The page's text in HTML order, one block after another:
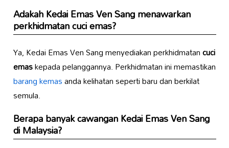
Adakah Kedai Emas Ven Sang menawarkan
perkhidmatan cuci emas?
Ya, Kedai Emas Ven Sang menyediakan perkhidmatancuci
emaskepada pelanggannya. Perkhidmatan ini memastikan
barang kemasanda kelihatan seperti baru dan berkilat
semula.
Berapa banyak cawangan Kedai Emas Ven Sang
di Malaysia?